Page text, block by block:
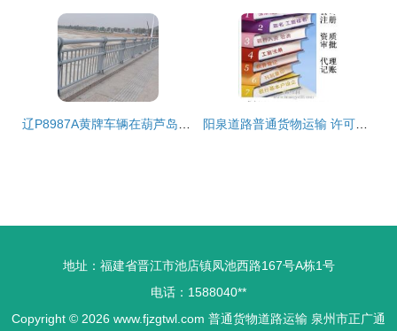
辽P8987A黄牌车辆在葫芦岛市的货物运输业务分析 阳泉道路普通货物运输 许可时效与合规运营的关键分析
地址：福建省晋江市池店镇凤池西路167号A栋1号
电话：1588040**
Copyright © 2026 www.fjzgtwl.com 普通货物道路运输 泉州市正广通